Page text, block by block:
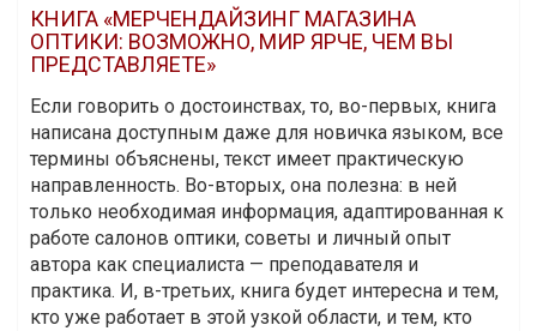
КНИГА «МЕРЧЕНДАЙЗИНГ МАГАЗИНА
ОПТИКИ: ВОЗМОЖНО, МИР ЯРЧЕ, ЧЕМ ВЫ
ПРЕДСТАВЛЯЕТЕ»
Если говорить о достоинствах, то, во-первых, книга
написана доступным даже для новичка языком, все
термины объяснены, текст имеет практическую
направленность. Во-вторых, она полезна: в ней
только необходимая информация, адаптированная к
работе салонов оптики, советы и личный опыт
автора как специалиста — преподавателя и
практика. И, в-третьих, книга будет интересна и тем,
кто уже работает в этой узкой области, и тем, кто